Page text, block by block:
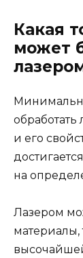
Какая
может
обработать
и его
на
Лазером
материалы,